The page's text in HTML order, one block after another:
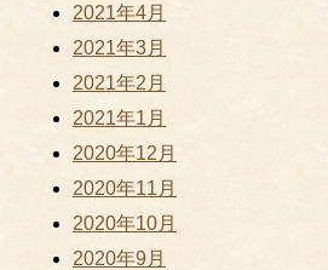
2021年4月
2021年3月
2021年2月
2021年1月
2020年12月
2020年11月
2020年10月
2020年9月